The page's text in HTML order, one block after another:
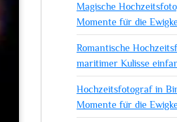
Magische
Momente für die
Romantische
maritimer Kulisse
Hochzeitsfotograf in
Momente für die